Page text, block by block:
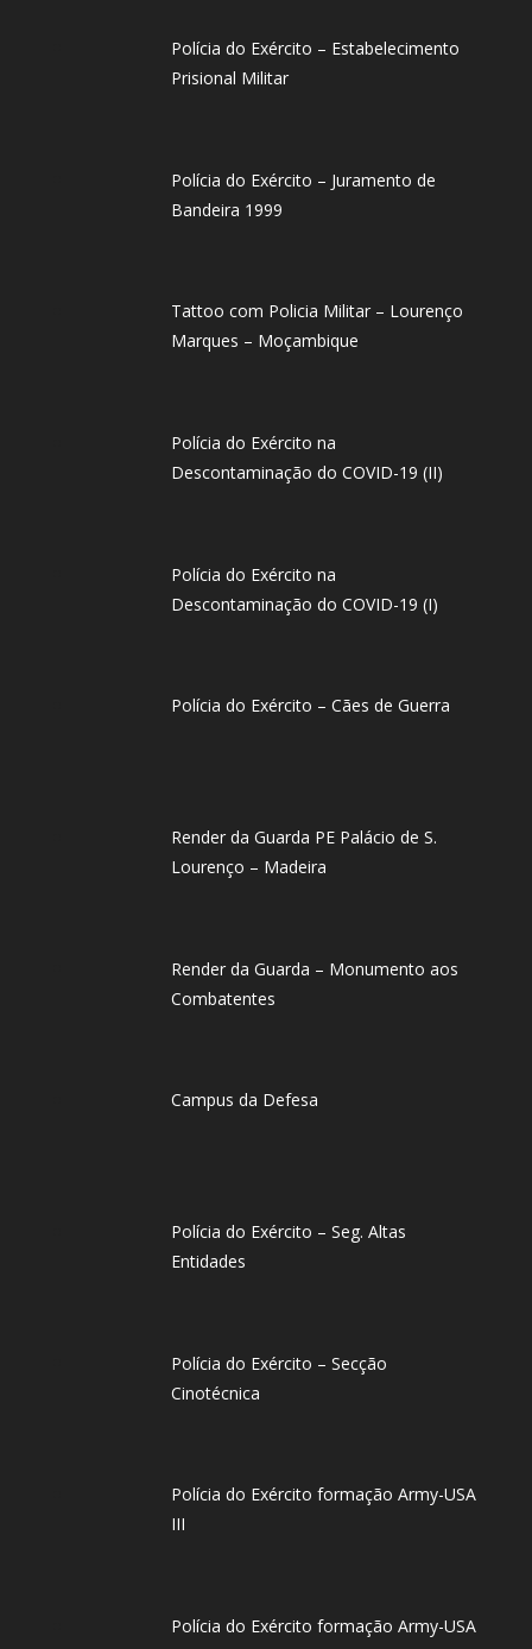
Polícia do Exército – Estabelecimento
Prisional Militar
Polícia do Exército – Juramento de
Bandeira 1999
Tattoo com Policia Militar – Lourenço
Marques – Moçambique
Polícia do Exército na
Descontaminação do COVID-19 (II)
Polícia do Exército na
Descontaminação do COVID-19 (I)
Polícia do Exército – Cães de Guerra
Render da Guarda PE Palácio de S.
Lourenço – Madeira
Render da Guarda – Monumento aos
Combatentes
Campus da Defesa
Polícia do Exército – Seg. Altas
Entidades
Polícia do Exército – Secção
Cinotécnica
Polícia do Exército formação Army-USA
III
Polícia do Exército formação Army-USA